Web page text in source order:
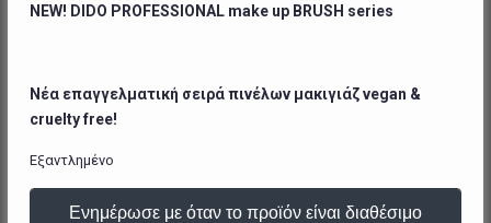
NEW! DIDO PROFESSIONAL make up BRUSH series
Νέα επαγγελματική σειρά πινέλων μακιγιάζvegan &
crueltyfree!
Εξαντλημένο
Ενημέρωσε με όταν το προϊόν είναι διαθέσιμο